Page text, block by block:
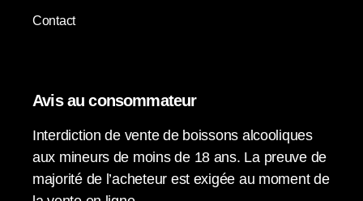
Contact
Avis au consommateur
Interdiction de vente de boissons alcooliques
aux mineurs de moins de 18 ans. La preuve de
majorité de l’acheteur est exigée au moment de